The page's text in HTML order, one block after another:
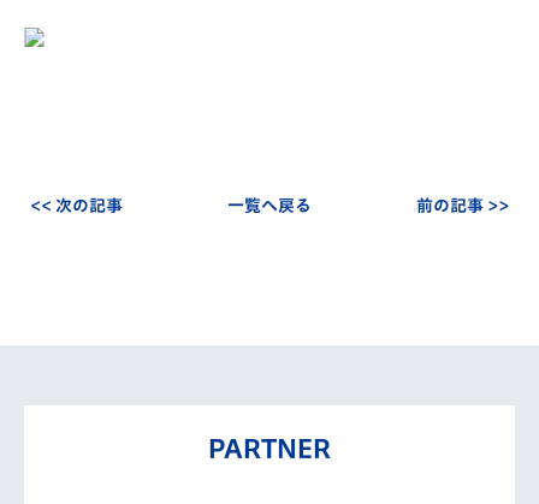
<< 次の記事 一覧へ戻る 前の記事 >>
PARTNER